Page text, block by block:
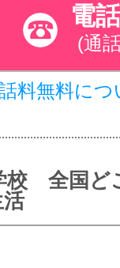
電
(通
料無料につ
校 全国ど